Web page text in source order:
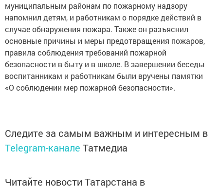
муниципальным районам по пожарному надзору
напомнил детям, и работникам о порядке действий в
случае обнаружения пожара. Также он разъяснил
основные причины и меры предотвращения пожаров,
правила соблюдения требований пожарной
безопасности в быту и в школе. В завершении беседы
воспитанникам и работникам были вручены памятки
«О соблюдении мер пожарной безопасности».
Следите за самым важным и интересным в
Telegram-канале Татмедиа
Читайте новости Татарстана в